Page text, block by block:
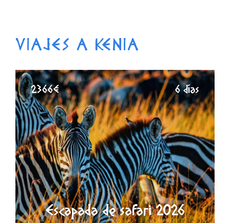
VIAJES A KENIA
Escapada de safari 2026
2366€ 6 días